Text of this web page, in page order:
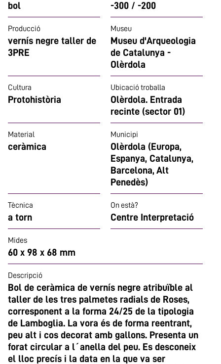
bol -300 / -200
Producció
vernís negre taller de
3PRE
Museu
Museu d'Arqueologia
de Catalunya -
Olèrdola
Cultura
Protohistòria
Ubicació troballa
Olèrdola. Entrada
recinte (sector 01)
Material
ceràmica
Municipi
Olèrdola (Europa,
Espanya, Catalunya,
Barcelona, Alt
Penedès)
Tècnica
a torn
On està?
Centre Interpretació
Mides
60 x 98 x 68 mm
Descripció
Bol de ceràmica de vernís negre atribuïble al
taller de les tres palmetes radials de Roses,
corresponent a la forma 24/25 de la tipologia
de Lamboglia. La vora és de forma reentrant,
peu alt i cos decorat amb gallons. Presenta un
forat circular a l´anella del peu. Es desconeix
el lloc precís i la data en la que va ser